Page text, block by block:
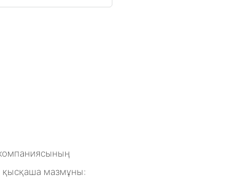
қысқаша мазмұны: